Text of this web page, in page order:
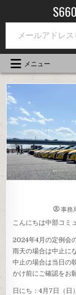
テ
へ
キ
メールアドレスを入力...
メニュー
事務
こんにちは中部コミ
2024年4月の定例会
雨天の場合は中止に
中止の場合は当日の
かけ前にご確認をお
日にち：4月7日（日）